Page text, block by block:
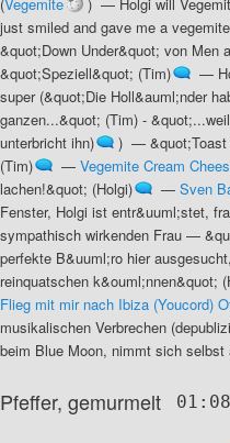
just smiled and gave me a
&quot;Down Under&quot; von Men
&quot;Speziell&quot; (Tim)
—
super(&quot;Die Holl&auml;nder
ganzen...&quot; (Tim) -
unterbricht ihn)
) —
(Tim)
— Vegemite Cream
lachen!&quot; (Holgi)
— Sven
Fenster, Holgi ist entr&uuml;stet,
sympathisch wirkenden Frau —
perfekte B&uuml;ro hier
reinquatschen k&ouml;nnen&quot;
Flieg mit mir nach Ibiza (Youcord)
musikalischen Verbrechen
beim Blue Moon, nimmt sich selbst
Pfeffer, gemurmelt